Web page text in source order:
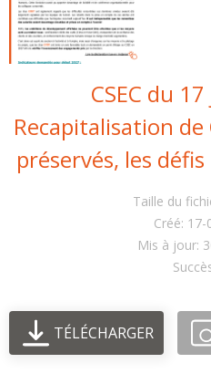
CSEC du
Recapitalisation
préservés, les
Taille du
Créé:
Mis à jour:
TÉLÉCHARGER